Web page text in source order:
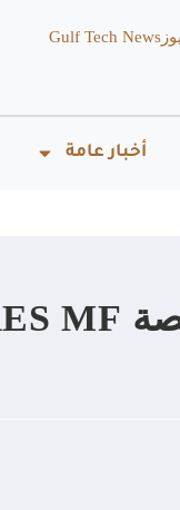
Gulf Tech News
أخبار عامة